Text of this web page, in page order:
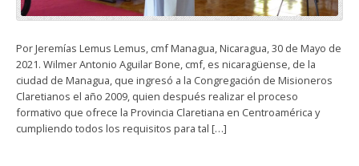
Por Jeremías Lemus Lemus, cmf Managua, Nicaragua, 30 de Mayo de
2021. Wilmer Antonio Aguilar Bone, cmf, es nicaragüense, de la
ciudad de Managua, que ingresó a la Congregación de Misioneros
Claretianos el año 2009, quien después realizar el proceso
formativo que ofrece la Provincia Claretiana en Centroamérica y
cumpliendo todos los requisitos para tal […]